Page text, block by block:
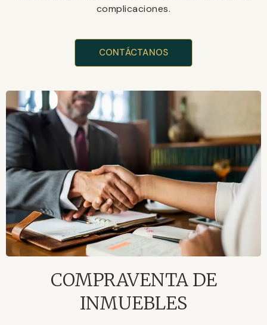
complicaciones.
CONTÁCTANOS
COMPRAVENTA DE
INMUEBLES